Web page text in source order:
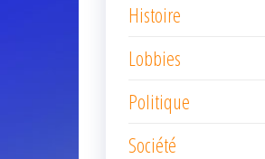
Histoire
Lobbies
Politique
Société